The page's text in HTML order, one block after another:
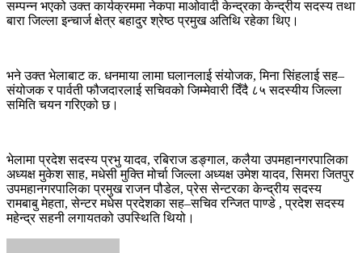
सम्पन्न भएको उक्त कार्यक्रममा नेकपा माओवादी केन्द्रका केन्द्रीय सदस्य तथा
बारा जिल्ला इन्चार्ज क्षेत्र बहादुर श्रेष्ठ प्रमुख अतिथि रहेका थिए।
भने उक्त भेलाबाट क. धनमाया लामा घलानलाई संयोजक, मिना सिंहलाई सह–
संयोजक र पार्वती फौजदारलाई सचिवको जिम्मेवारी दिँदै ८५ सदस्यीय जिल्ला
समिति चयन गरिएको छ।
भेलामा प्रदेश सदस्य प्रभु यादव, रबिराज डङ्गाल, कलैया उपमहानगरपालिका
अध्यक्ष मुकेश साह, मधेसी मुक्ति मोर्चा जिल्ला अध्यक्ष उमेश यादव, सिमरा जितपुर
उपमहानगरपालिका प्रमुख राजन पौडेल, प्रेस सेन्टरका केन्द्रीय सदस्य
रामबाबु मेहता, सेन्टर मधेस प्रदेशका सह–सचिव रन्जित पाण्डे , प्रदेश सदस्य
महेन्द्र सहनी लगायतको उपस्थिति थियो।